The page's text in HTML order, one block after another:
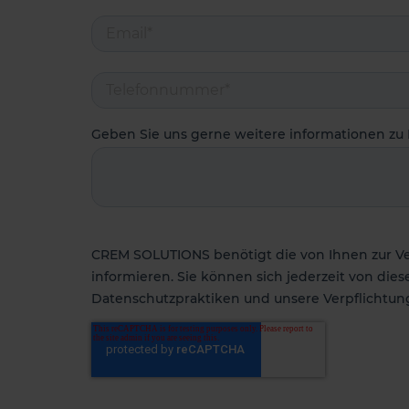
Geben Sie uns gerne weitere informationen zu
CREM SOLUTIONS benötigt die von Ihnen
informieren. Sie können sich jederzeit von
Datenschutzpraktiken und unsere